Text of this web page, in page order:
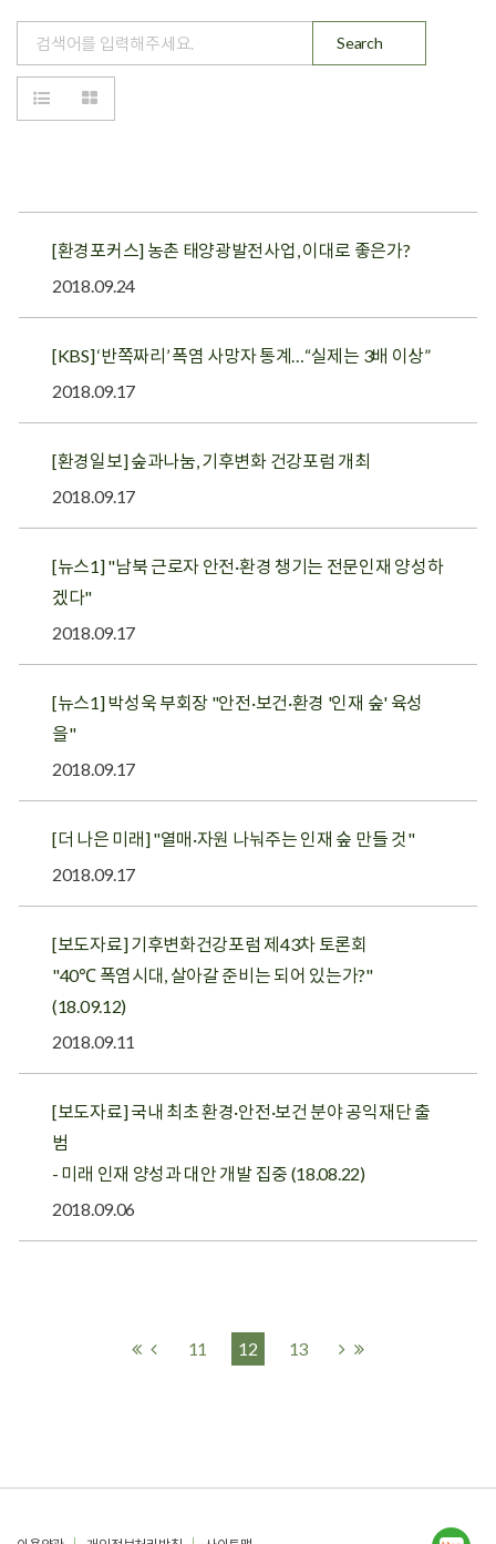
Search
[환경포커스] 농촌 태양광발전사업, 이대로 좋은가?
2018.09.24
[KBS] ‘반쪽짜리’ 폭염 사망자 통계…“실제는 3배 이상”
2018.09.17
[환경일보] 숲과나눔, 기후변화 건강포럼 개최
2018.09.17
[뉴스1] "남북 근로자 안전·환경 챙기는 전문인재 양성하
겠다"
2018.09.17
[뉴스1] 박성욱 부회장 "안전·보건·환경 '인재 숲' 육성
을"
2018.09.17
[더 나은 미래] "열매·자원 나눠주는 인재 숲 만들 것"
2018.09.17
[보도자료] 기후변화건강포럼 제43차 토론회
"40℃ 폭염시대, 살아갈 준비는 되어 있는가?"
(18.09.12)
2018.09.11
[보도자료] 국내 최초 환경·안전·보건 분야 공익재단 출
범
- 미래 인재 양성과 대안 개발 집중 (18.08.22)
2018.09.06
11 12 13